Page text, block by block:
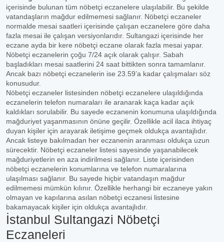
içerisinde bulunan tüm nöbetçi eczanelere ulaşılabilir. Bu şekilde
vatandaşların mağdur edilmemesi sağlanır. Nöbetçi eczaneler
normalde mesai saatleri içerisinde çalışan eczanelere göre daha
fazla mesai ile çalışan versiyonlarıdır. Sultangazi içerisinde her
eczane ayda bir kere nöbetçi eczane olarak fazla mesai yapar.
Nöbetçi eczanelerin çoğu 7/24 açık olarak çalışır. Sabah
başladıkları mesai saatlerini 24 saat bittikten sonra tamamlanır.
Ancak bazı nöbetçi eczanelerin ise 23.59’a kadar çalışmaları söz
konusudur.
Nöbetçi eczaneler listesinden nöbetçi eczanelere ulaşıldığında
eczanelerin telefon numaraları ile aranarak kaça kadar açık
kaldıkları sorulabilir. Bu sayede eczanenin konumuna ulaşıldığında
mağduriyet yaşanmasının önüne geçilir. Özellikle acil ilaca ihtiyaç
duyan kişiler için arayarak iletişime geçmek oldukça avantajlıdır.
Ancak listeye bakılmadan her eczanenin aranması oldukça uzun
sürecektir. Nöbetçi eczaneler listesi sayesinde yaşanabilecek
mağduriyetlerin en aza indirilmesi sağlanır. Liste içerisinden
nöbetçi eczanelerin konumlarına ve telefon numaralarına
ulaşılması sağlanır. Bu sayede hiçbir vatandaşın mağdur
edilmemesi mümkün kılınır. Özellikle herhangi bir eczaneye yakın
olmayan ve kapılarına asılan nöbetçi eczanesi listesine
bakamayacak kişiler için oldukça avantajlıdır.
İstanbul Sultangazi Nöbetçi
Eczaneleri